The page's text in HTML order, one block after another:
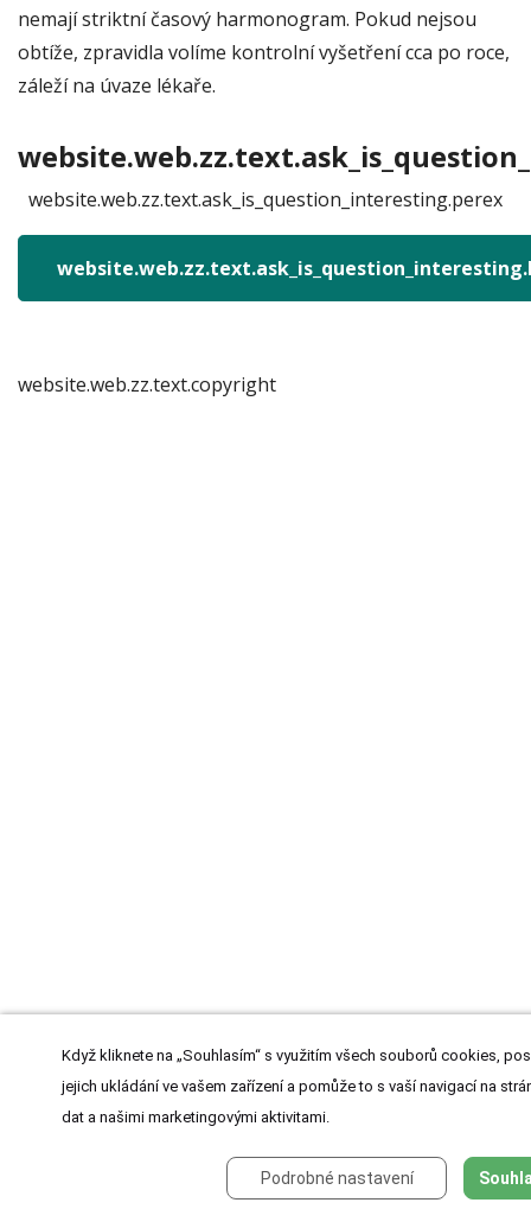
nemají striktní časový harmonogram. Pokud nejsou
obtíže, zpravidla volíme kontrolní vyšetření cca po roce,
záleží na úvaze lékaře.
website.web.zz.text.ask_is_question_interesting.perex
website.web.zz.text.copyright
Když kliknete na „Souhlasím“ s využitím všech souborů cookies,
jejich ukládání ve vašem zařízení a pomůže to s vaší navigací na
dat a našimi marketingovými aktivitami.
Podrobné nastavení